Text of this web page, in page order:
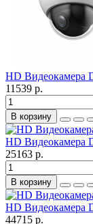
HD Видеокамера
11539 р.
В корзину
HD Видеокамера
25163 р.
В корзину
HD Видеокамера
44715 р.